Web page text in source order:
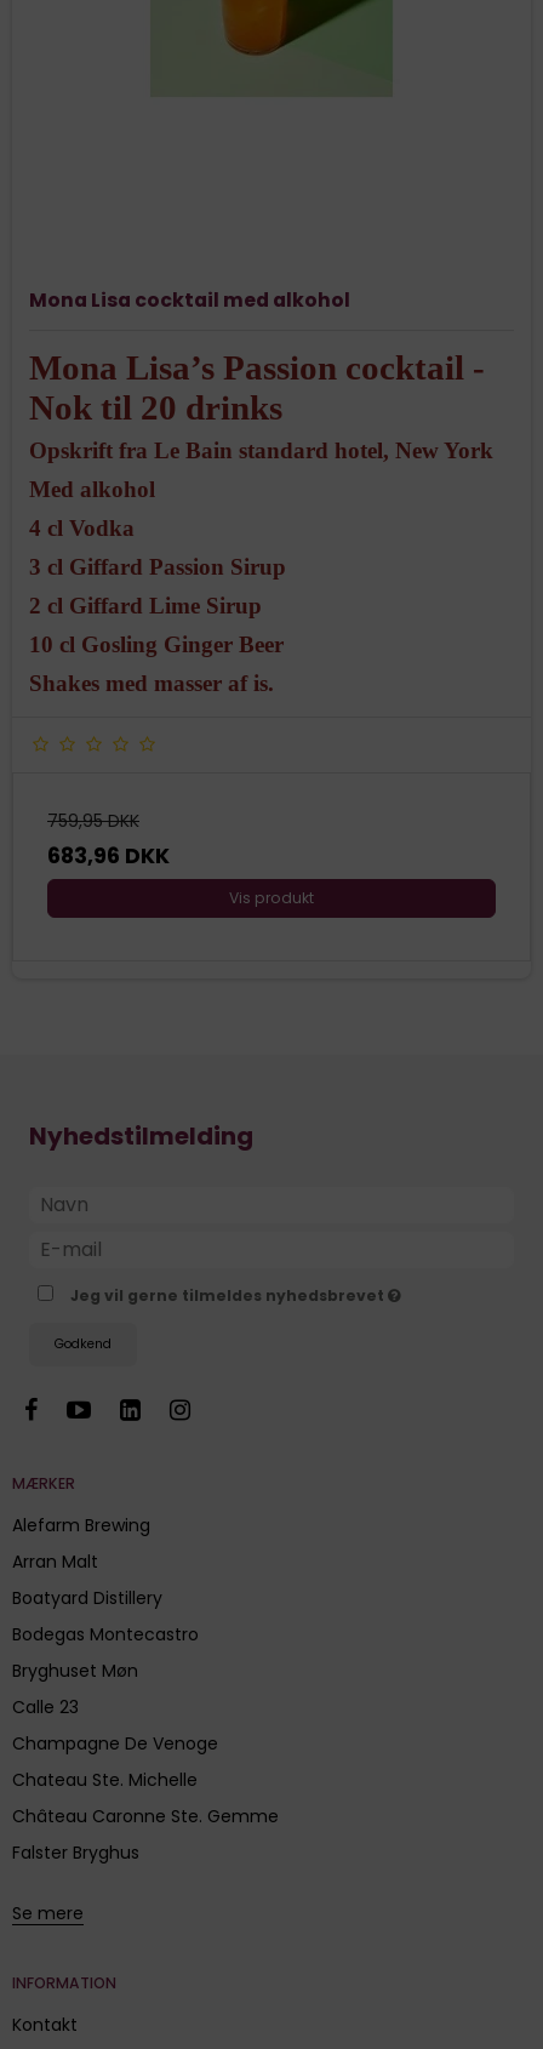
Mona Lisa cocktail med alkohol
Mona Lisa’s Passion cocktail -
Nok til 20 drinks
Opskrift fra Le Bain standard hotel, New York
Med alkohol
4 cl Vodka
3 cl Giffard Passion Sirup
2 cl Giffard Lime Sirup
10 cl Gosling Ginger Beer
Shakes med masser af is.
759,95 DKK
683,96 DKK
Vis produkt
Nyhedstilmelding
Jeg vil gerne tilmeldes nyhedsbrevet
Godkend
MÆRKER
Alefarm Brewing
Arran Malt
Boatyard Distillery
Bodegas Montecastro
Bryghuset Møn
Calle 23
Champagne De Venoge
Chateau Ste. Michelle
Château Caronne Ste. Gemme
Falster Bryghus
Se mere
INFORMATION
Kontakt